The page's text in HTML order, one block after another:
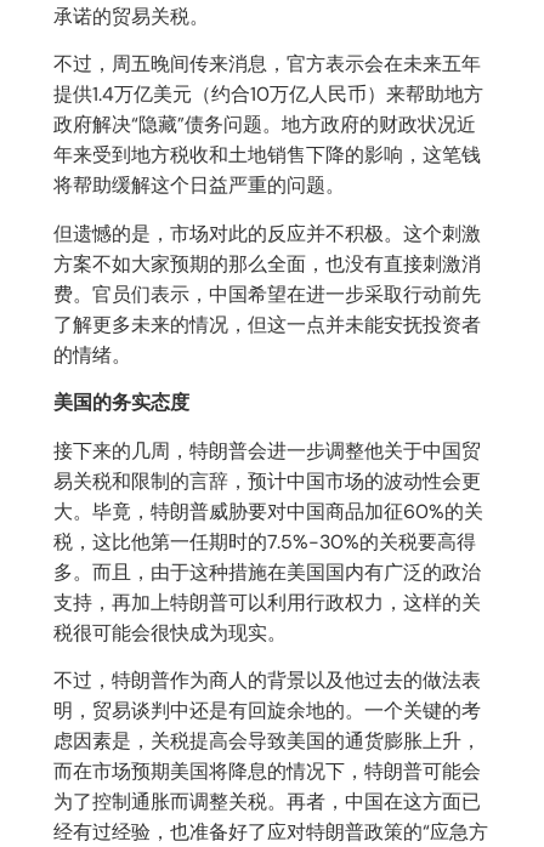
承诺的贸易关税。
不过，周五晚间传来消息，官方表示会在未来五年
提供1.4万亿美元（约合10万亿人民币）来帮助地方
政府解决“隐藏”债务问题。地方政府的财政状况近
年来受到地方税收和土地销售下降的影响，这笔钱
将帮助缓解这个日益严重的问题。
但遗憾的是，市场对此的反应并不积极。这个刺激
方案不如大家预期的那么全面，也没有直接刺激消
费。官员们表示，中国希望在进一步采取行动前先
了解更多未来的情况，但这一点并未能安抚投资者
的情绪。
美国的务实态度
接下来的几周，特朗普会进一步调整他关于中国贸
易关税和限制的言辞，预计中国市场的波动性会更
大。毕竟，特朗普威胁要对中国商品加征60%的关
税，这比他第一任期时的7.5%-30%的关税要高得
多。而且，由于这种措施在美国国内有广泛的政治
支持，再加上特朗普可以利用行政权力，这样的关
税很可能会很快成为现实。
不过，特朗普作为商人的背景以及他过去的做法表
明，贸易谈判中还是有回旋余地的。一个关键的考
虑因素是，关税提高会导致美国的通货膨胀上升，
而在市场预期美国将降息的情况下，特朗普可能会
为了控制通胀而调整关税。再者，中国在这方面已
经有过经验，也准备好了应对特朗普政策的“应急方